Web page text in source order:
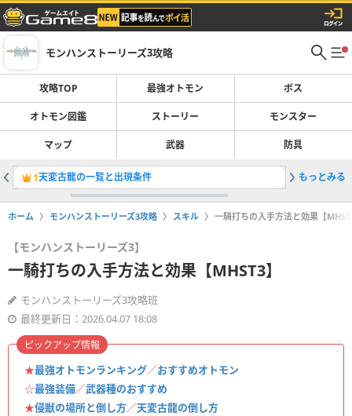
モンハンストーリーズ3攻略
攻略TOP 最強オトモン ボス
オトモン図鑑 ストーリー モンスター
マップ 武器 防具
1天変古龍の一覧と出現条件 2侵獣の
もっとみる
ホーム モンハンストーリーズ3攻略 スキル 一騎打ちの入手方法と効果【
【モンハンストーリーズ3】
一騎打ちの入手方法と効果【MHST3】
モンハンストーリーズ3攻略班
最終更新日：2026.04.07 18:08
★最強オトモンランキング／おすすめオトモン
☆最強装備／武器種のおすすめ
★侵獣の場所と倒し方／天変古龍の倒し方
ピックアップ情報